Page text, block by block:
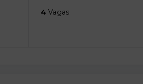
4 Vagas